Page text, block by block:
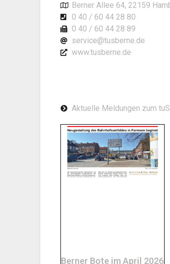
Berner Allee 64, 22159
0 40 / 60 44 28 80
0 40 / 60 44 28 89
service@tusberne.de
www.tusberne.de
Aktuelle Meldungen zum
Berner Bote im April 2026